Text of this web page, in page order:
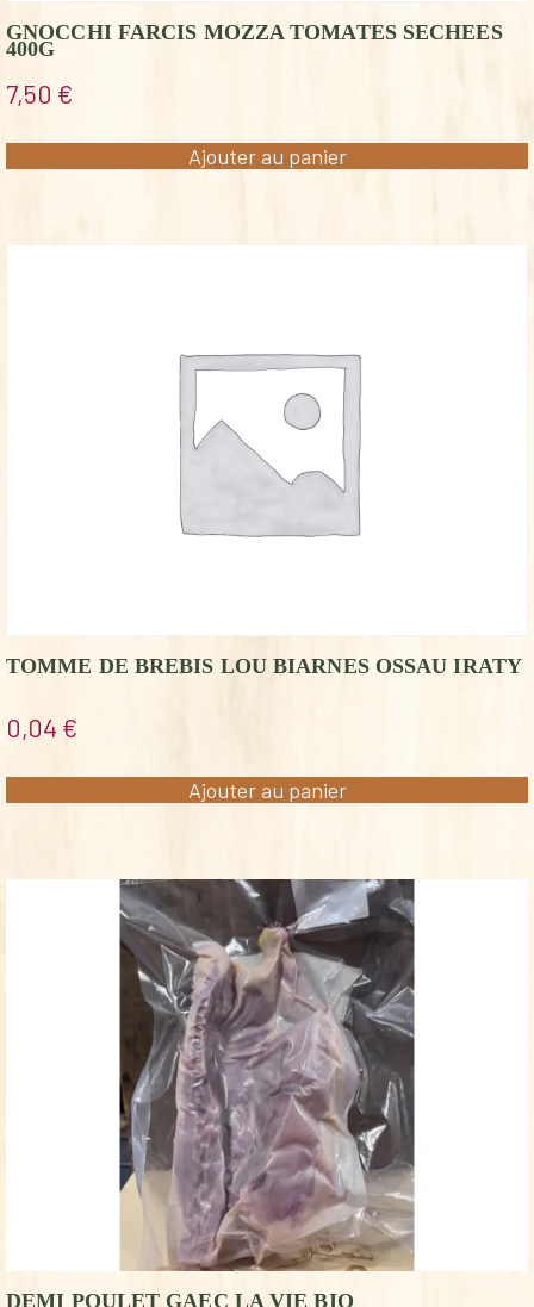
GNOCCHI FARCIS MOZZA TOMATES SECHEES
400G
7,50 €
Ajouter au panier
TOMME DE BREBIS LOU BIARNES OSSAU IRATY
0,04 €
Ajouter au panier
DEMI POULET GAEC LA VIE BIO